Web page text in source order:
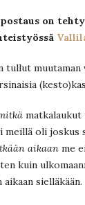
on
tullut muutaman
meillä oli joskus
aikaan me
kuin
aikaan sielläkään.